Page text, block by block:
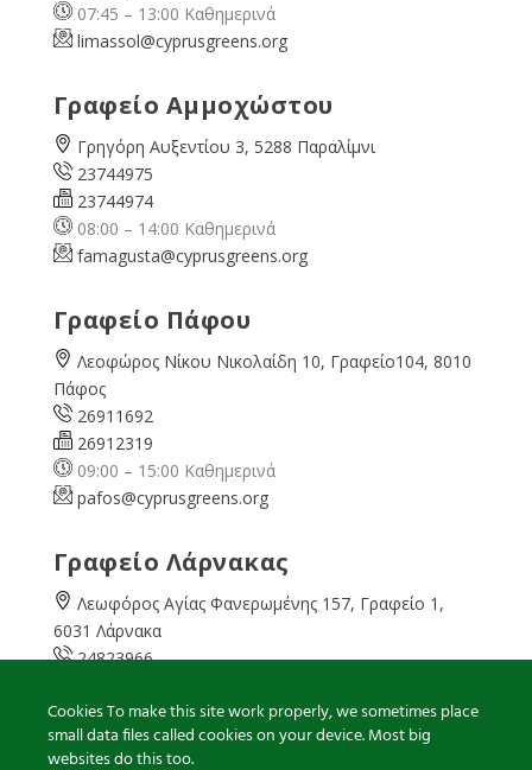
07:45 – 13:00 Καθημερινά
limassol@cyprusgreens.org
Γραφείο Αμμοχώστου
Γρηγόρη Αυξεντίου 3, 5288 Παραλίμνι
23744975
23744974
08:00 – 14:00 Καθημερινά
famagusta@cyprusgreens.org
Γραφείο Πάφου
Λεοφώρος Νίκου Νικολαίδη 10, Γραφείο104, 8010
Πάφος
26911692
26912319
09:00 – 15:00 Καθημερινά
pafos@cyprusgreens.org
Γραφείο Λάρνακας
Λεωφόρος Αγίας Φανερωμένης 157, Γραφείο 1,
6031 Λάρνακα
24823966
08:00 – 16:00 Καθημερινά
larnaka@cyprusgreens.org
Cookies To make this site work properly, we sometimes place
small data files called cookies on your device. Most big
websites do this too.